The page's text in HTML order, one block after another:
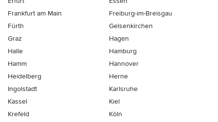
Frankfurt am Main
Freiburg-im-Breisgau
Fürth
Gelsenkirchen
Graz
Hagen
Halle
Hamburg
Hamm
Hannover
Heidelberg
Herne
Ingolstadt
Karlsruhe
Kassel
Kiel
Krefeld
Köln